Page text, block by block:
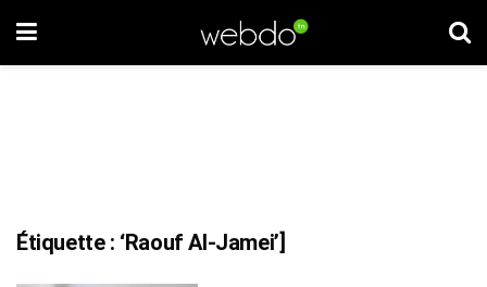
Étiquette : ‘Raouf Al-Jamei’]